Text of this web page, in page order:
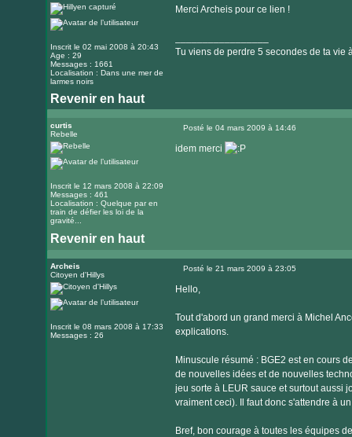
Inscrit le 02 mai 2008 à 20:43
Age : 29
Messages : 1661
Localisation : Dans une mer de
larmes noirs
Merci Archeis pour ce lien !
Tu viens de perdre 5 secondes de ta vie
Revenir en haut
Visiter
le
site
internet
curtis
Rebelle
Inscrit le 12 mars 2008 à 22:09
Messages : 461
Localisation : Quelque par en
train de défier les loi de la
gravité...
Posté le 04 mars 2009 à 14:46
idem merci
Revenir en haut
Archeis
Citoyen d'Hillys
Inscrit le 08 mars 2008 à 17:33
Messages : 26
Posté le 21 mars 2009 à 23:05
Hello,
Tout d'abord un grand merci à Michel
explications.
Minuscule résumé : BGE2 est en cours
de nouvelles idées et de nouvelles
jeu sorte à LEUR sauce et surtout aussi
vraiment ceci). Il faut donc s'attendre à
Bref, bon courage à toutes les équipes